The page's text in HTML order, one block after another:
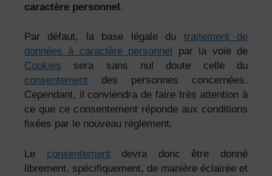
caractère personnel.
Par défaut, la base légale du traitement de
données à caractère personnel
par la voie de
Cookies sera sans nul doute celle du
consentement des personnes concernées.
Cependant, il conviendra de faire très attention à
ce que ce consentement réponde aux conditions
fixées par le nouveau règlement.
Le consentementdevra donc être donné
librement, spécifiquement, de manière éclairée et